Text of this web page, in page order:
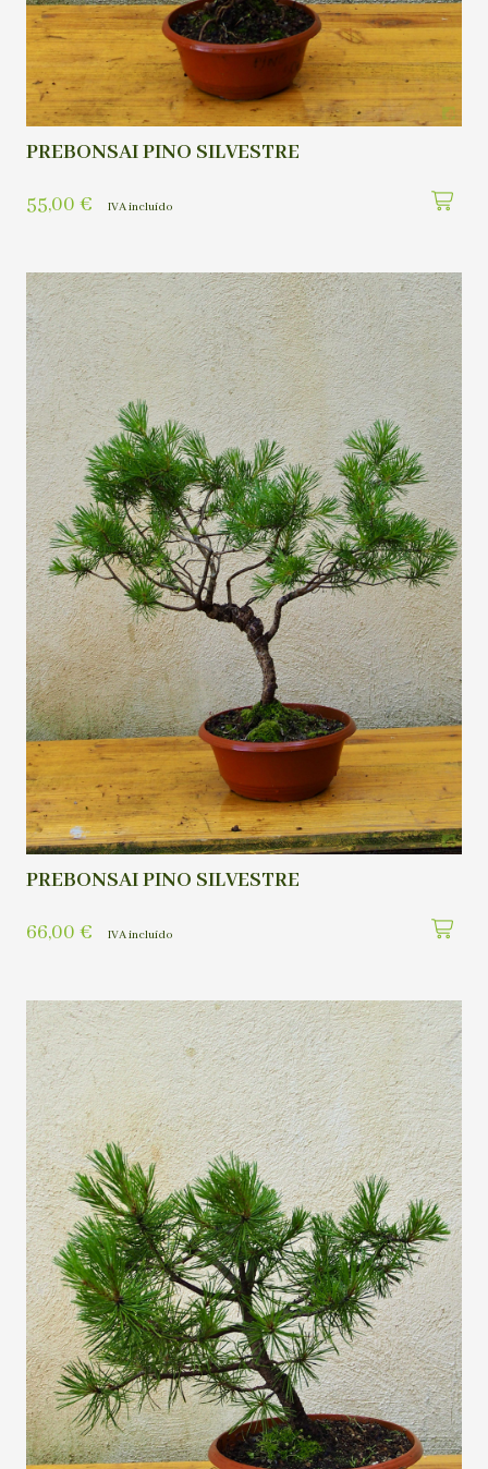
PREBONSAI PINO SILVESTRE
55,00 € IVA incluído
PREBONSAI PINO SILVESTRE
66,00 € IVA incluído